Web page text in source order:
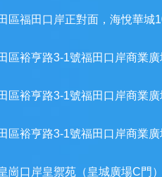
區福田口岸正對面，海悅華城
區裕亨路3-1號福田口岸商業
區裕亨路3-1號福田口岸商業
區裕亨路3-1號福田口岸商業
崗口岸皇禦苑（皇城廣場C門